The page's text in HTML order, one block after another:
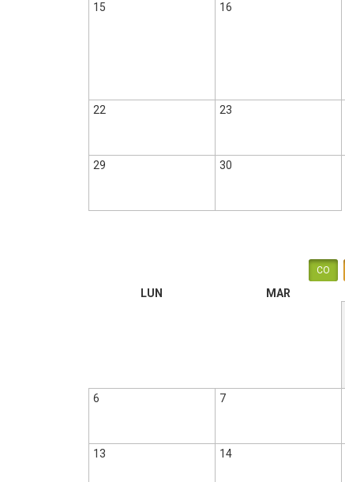
15 16
22 23
29 30
CO
LUN MAR
6 7
13 14